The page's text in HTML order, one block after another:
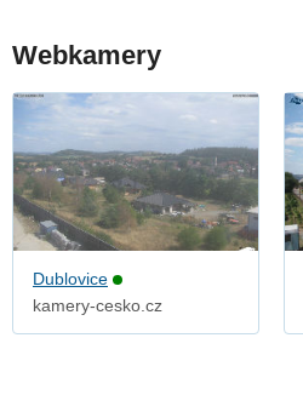
Webkamery
Dublovice
kamery-cesko.cz